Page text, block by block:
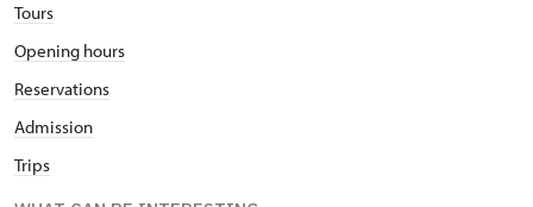
Tours
Opening hours
Reservations
Admission
Trips